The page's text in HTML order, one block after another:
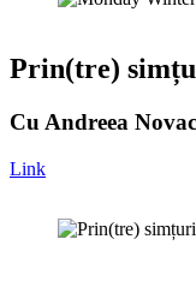
Prin(tre)
Cu Andreea Novac
Link